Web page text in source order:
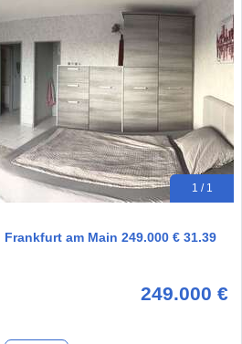
1 / 1
am Main 249.000 € 31.39
249.000 €